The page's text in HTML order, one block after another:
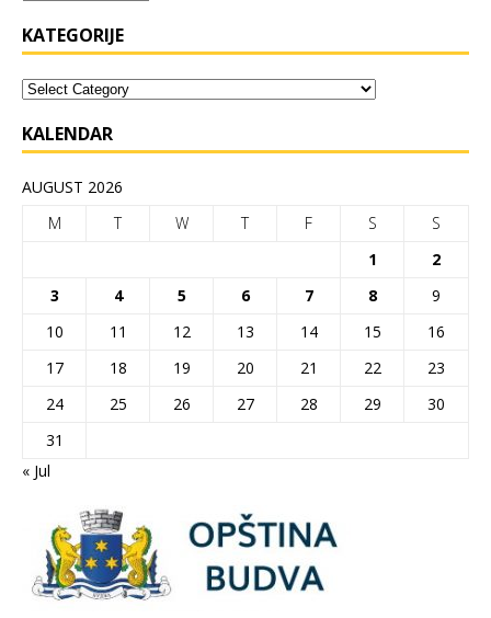
KATEGORIJE
KALENDAR
AUGUST 2026
M
T W T F S
S
1
2
3
4 5 6 7 8
9
10
11 12 13 14 15
16
17
18 19 20 21 22
23
24
25 26 27 28 29
30
31
« Jul